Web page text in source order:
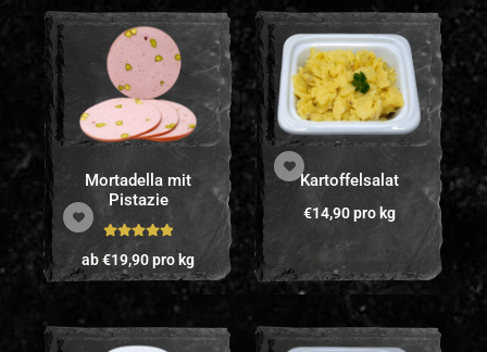
Mortadella mit
Pistazie
Bewertet mit
5.00von 5
ab€19,90pro kg
Kartoffelsalat
€14,90pro kg